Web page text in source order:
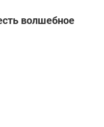
волшебное